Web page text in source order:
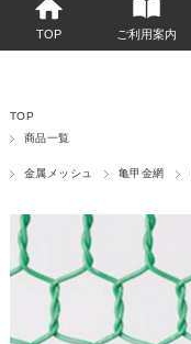
TOP ご利用案内
TOP
商品一覧
金属メッシュ 亀甲金網